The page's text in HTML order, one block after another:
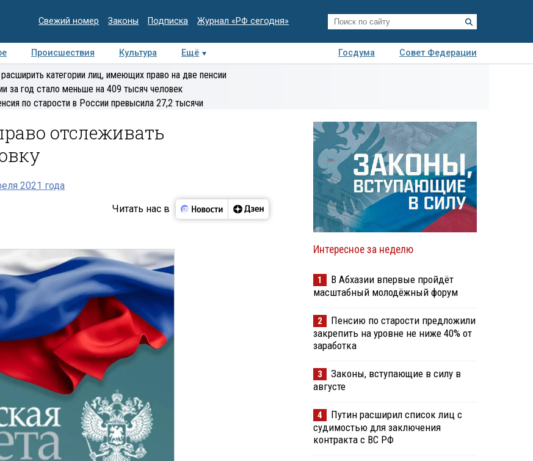
Свежий номер Законы Подписка Журнал «РФ сегодня»
Происшествия Культура Ещё Госдума
Совет Федерации
Медиацентр Интервью Колумнисты
Деловая
категории лиц, имеющих право на две пенсии
за год стало меньше на 409 тысяч человек
по старости в России превысила 27,2 тысячи
отслеживать
2021 года
Читать нас в
Интересное за неделю
1
В Абхазии впервые пройдёт
масштабный молодёжный форум
2
Пенсию по старости предложили
закрепить на уровне не ниже 40% от
заработка
3
Законы, вступающие в силу в
августе
4
Путин расширил список лиц с
судимостью для заключения
контракта с ВС РФ